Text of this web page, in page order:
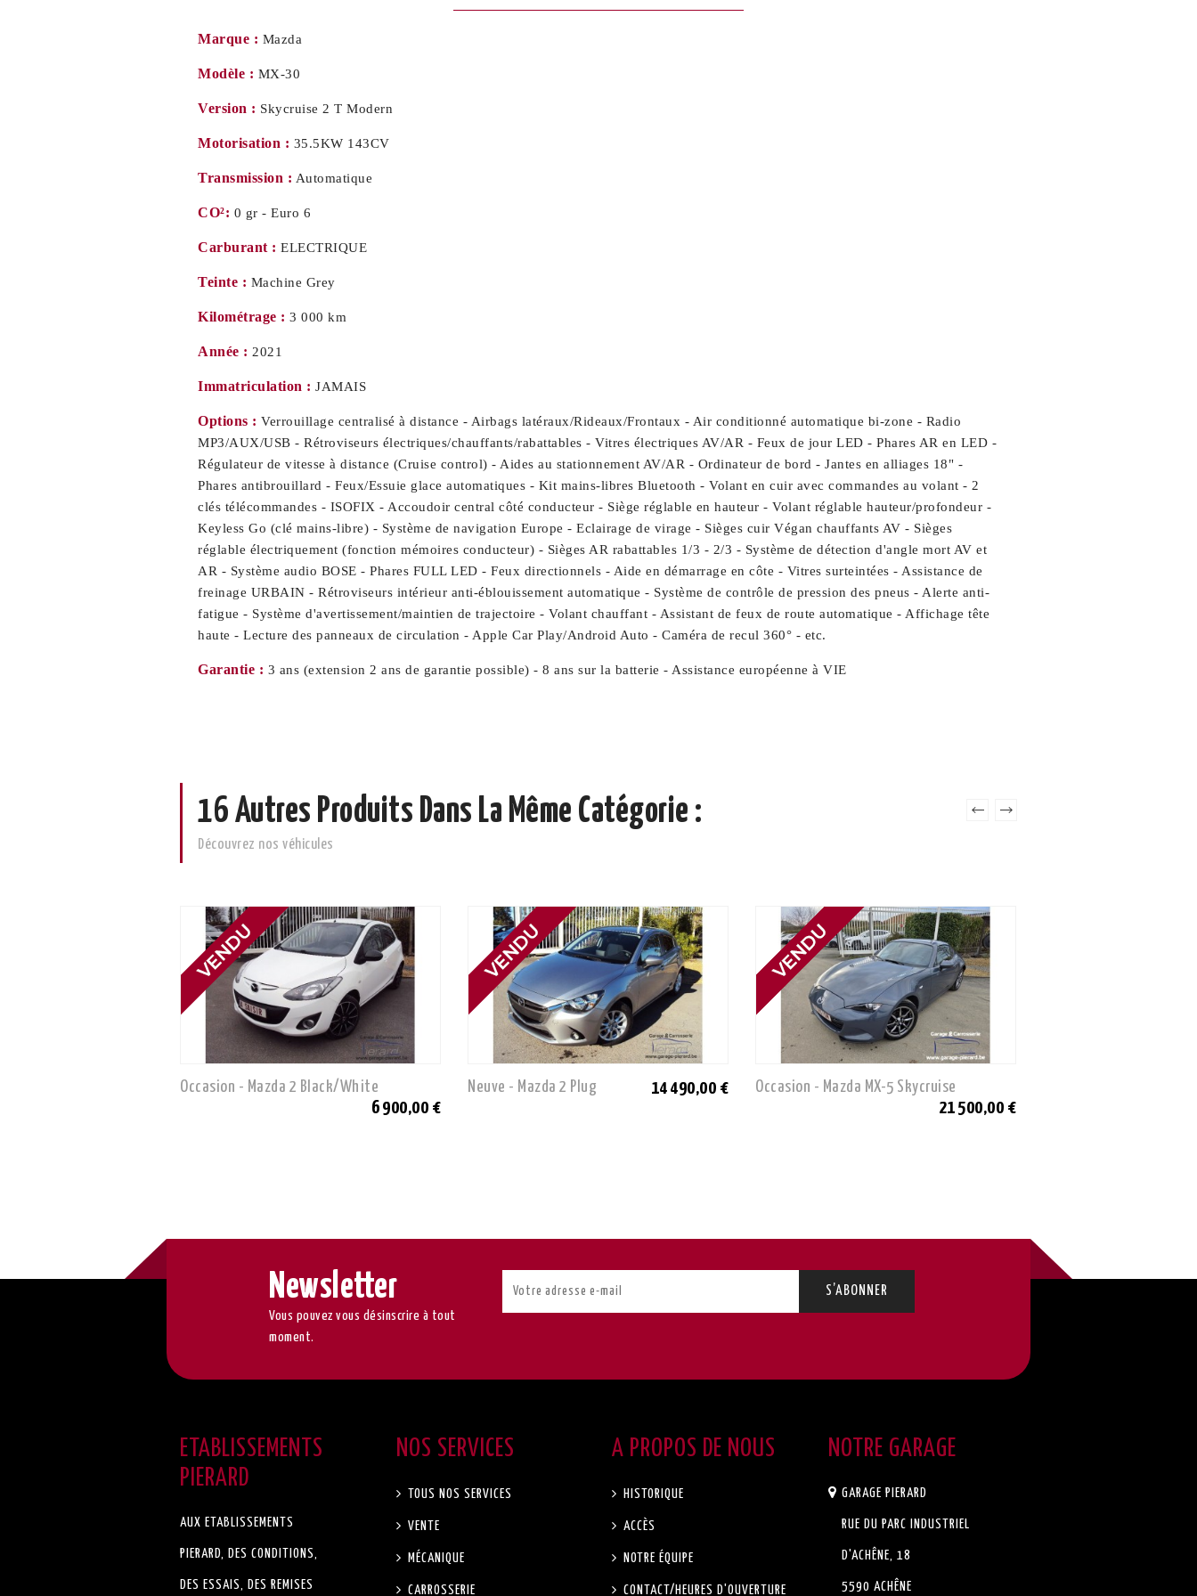
Marque : Mazda
Modèle : MX-30
Version : Skycruise 2 T Modern
Motorisation : 35.5KW 143CV
Transmission : Automatique
CO²: 0 gr - Euro 6
Carburant : ELECTRIQUE
Teinte : Machine Grey
Kilométrage : 3 000 km
Année : 2021
Immatriculation : JAMAIS
Options : Verrouillage centralisé à distance - Airbags latéraux/Rideaux/Frontaux - Air conditionné automatique bi-zone - Radio
MP3/AUX/USB - Rétroviseurs électriques/chauffants/rabattables - Vitres électriques AV/AR - Feux de jour LED - Phares AR en LED -
Régulateur de vitesse à distance (Cruise control) - Aides au stationnement AV/AR - Ordinateur de bord - Jantes en alliages 18" -
Phares antibrouillard - Feux/Essuie glace automatiques - Kit mains-libres Bluetooth - Volant en cuir avec commandes au volant - 2
clés télécommandes - ISOFIX - Accoudoir central côté conducteur - Siège réglable en hauteur - Volant réglable hauteur/profondeur -
Keyless Go (clé mains-libre) - Système de navigation Europe - Eclairage de virage - Sièges cuir Végan chauffants AV - Sièges
réglable électriquement (fonction mémoires conducteur) - Sièges AR rabattables 1/3 - 2/3 - Système de détection d'angle mort AV et
AR - Système audio BOSE - Phares FULL LED - Feux directionnels - Aide en démarrage en côte - Vitres surteintées - Assistance de
freinage URBAIN - Rétroviseurs intérieur anti-éblouissement automatique - Système de contrôle de pression des pneus - Alerte anti-
fatigue - Système d'avertissement/maintien de trajectoire - Volant chauffant - Assistant de feux de route automatique - Affichage tête
haute - Lecture des panneaux de circulation - Apple Car Play/Android Auto - Caméra de recul 360° - etc.
Garantie : 3 ans (extension 2 ans de garantie possible) - 8 ans sur la batterie - Assistance européenne à VIE
16 Autres Produits Dans La Même Catégorie :
Découvrez nos véhicules
Occasion - Mazda 2 Black/White
6 900,00 €
Neuve - Mazda 2 Plug 14 490,00 € Occasion - Mazda MX-5 Skycruise
21 500,00 €
Newsletter
Vous pouvez vous désinscrire à tout
moment.
ETABLISSEMENTS
PIERARD
AUX ETABLISSEMENTS
PIERARD, DES CONDITIONS,
DES ESSAIS, DES REMISES
NOS SERVICES
TOUS NOS SERVICES
VENTE
MÉCANIQUE
CARROSSERIE
A PROPOS DE NOUS
HISTORIQUE
ACCÈS
NOTRE ÉQUIPE
CONTACT/HEURES D'OUVERTURE
NOTRE GARAGE
GARAGE PIERARD
RUE DU PARC INDUSTRIEL
D'ACHÊNE, 18
5590 ACHÊNE